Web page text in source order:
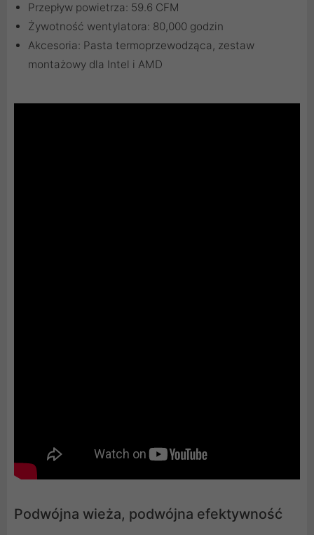
Przepływ powietrza: 59.6 CFM
Żywotność wentylatora: 80,000 godzin
Akcesoria: Pasta termoprzewodząca, zestaw
montażowy dla Intel i AMD
Podwójna wieża, podwójna efektywność